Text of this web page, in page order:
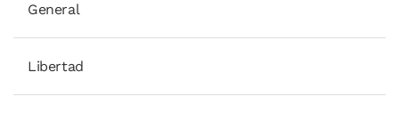
General
Libertad